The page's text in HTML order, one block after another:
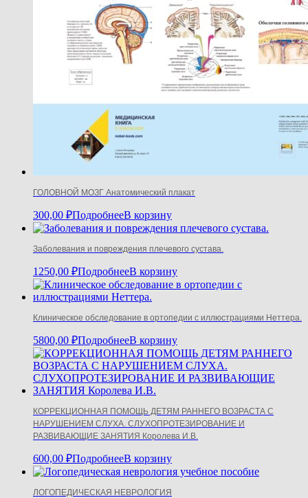
ГОЛОВНОЙ МОЗГ Анатомический плакат
300,00 ₽ПодробнееВ корзину
Заболевания и повреждения плечевого сустава.
1250,00 ₽ПодробнееВ корзину
Клиническое обследование в ортопедии с иллюстрациями Неттера.
5800,00 ₽ПодробнееВ корзину
КОРРЕКЦИОННАЯ ПОМОЩЬ ДЕТЯМ РАННЕГО ВОЗРАСТА С
НАРУШЕНИЕМ СЛУХА. СЛУХОПРОТЕЗИРОВАНИЕ И
РАЗВИВАЮЩИЕ ЗАНЯТИЯ Королева И.В.
600,00 ₽ПодробнееВ корзину
ЛОГОПЕДИЧЕСКАЯ НЕВРОЛОГИЯ